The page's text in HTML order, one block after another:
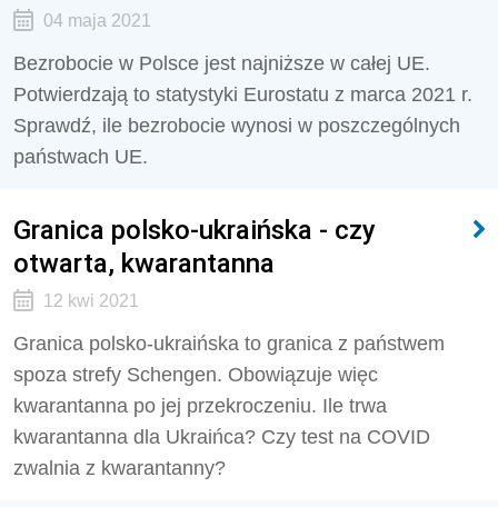
04 maja 2021
Bezrobocie w Polsce jest najniższe w całej UE.
Potwierdzają to statystyki Eurostatu z marca 2021 r.
Sprawdź, ile bezrobocie wynosi w poszczególnych
państwach UE.
Granica polsko-ukraińska - czy
otwarta, kwarantanna
12 kwi 2021
Granica polsko-ukraińska to granica z państwem
spoza strefy Schengen. Obowiązuje więc
kwarantanna po jej przekroczeniu. Ile trwa
kwarantanna dla Ukraińca? Czy test na COVID
zwalnia z kwarantanny?